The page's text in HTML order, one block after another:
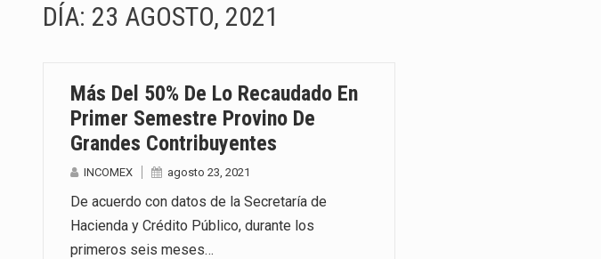
La inversión fija bruta en México registró un aumento de 1.1%
El Departamento de Agricultura de Estados Unidos (USDA)
El derecho a la previsibilidad de los horarios de trabajo en turnos
La industria manufacturera de exportación afiliada a Index en
Las métricas tradicionales de los parques industriales
DÍA: 23 AGOSTO, 2021
Más Del 50% De Lo Recaudado En
Primer Semestre Provino De
Grandes Contribuyentes
INCOMEX agosto 23, 2021
De acuerdo con datos de la Secretaría de
Hacienda y Crédito Público, durante los
primeros seis meses…